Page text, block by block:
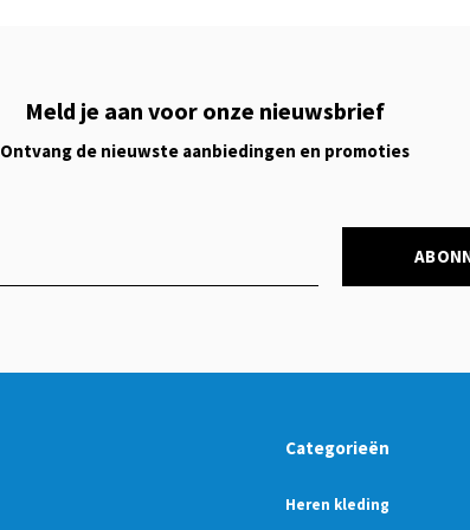
Meld je aan voor onze nieuwsbrief
Ontvang de nieuwste aanbiedingen en promoties
Categorieën
Heren kleding